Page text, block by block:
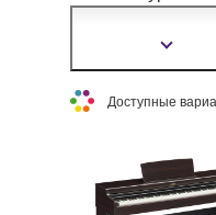
синтезом AWM
реалистично
инструмента.
Доступные